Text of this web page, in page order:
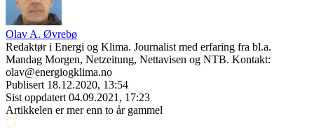
Olav A. Øvrebø
Redaktør i Energi og Klima. Journalist med erfaring fra bl.a.
Mandag Morgen, Netzeitung, Nettavisen og NTB. Kontakt:
olav@energiogklima.no
Publisert 18.12.2020, 13:54
Sist oppdatert 04.09.2021, 17:23
Artikkelen er mer enn to år gammel